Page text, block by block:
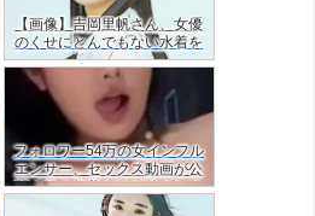
【画像】吉岡里帆さん、女優
のくせにとんでもない水着を
着てしまう
フォロワー54万の女インフル
エンサー、セックス動画が公
開！目の保養だけど羨ましす
ぎた・・ｗｗ